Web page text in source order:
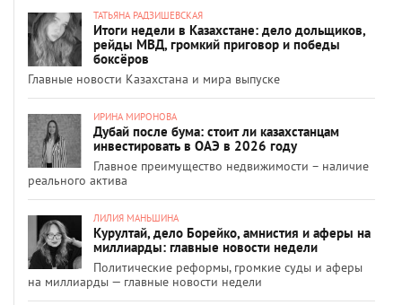
ТАТЬЯНА РАДЗИШЕВСКАЯ
Итоги недели в Казахстане: дело дольщиков,
рейды МВД, громкий приговор и победы
боксёров
Главные новости Казахстана и мира выпуске
ИРИНА МИРОНОВА
Дубай после бума: стоит ли казахстанцам
инвестировать в ОАЭ в 2026 году
Главное преимущество недвижимости – наличие
реального актива
ЛИЛИЯ МАНЬШИНА
Курултай, дело Борейко, амнистия и аферы на
миллиарды: главные новости недели
Политические реформы, громкие суды и аферы
на миллиарды — главные новости недели